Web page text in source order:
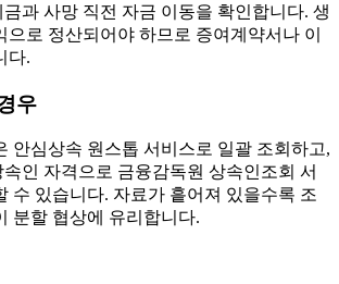
과 사망 직전 자금 이동을 확인합니다. 생
으로 정산되어야 하므로 증여계약서나 이
다.
우
안심상속 원스톱 서비스로 일괄 조회하고,
인 자격으로 금융감독원 상속인조회 서
수 있습니다. 자료가 흩어져 있을수록 조
분할 협상에 유리합니다.